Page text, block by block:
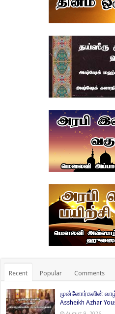
Recent Popular Comments
முன்னோர்களின்
Assheikh Azhar